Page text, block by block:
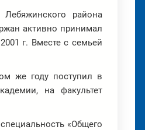
района
активно принимал
г. Вместе с семьей
же году поступил в
на факультет
«Общего